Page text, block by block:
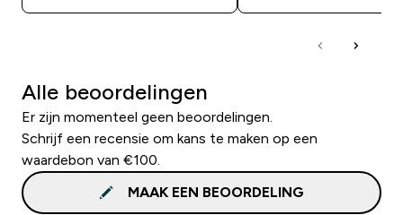
Alle beoordelingen
Er zijn momenteel geen beoordelingen.
Schrijf een recensie om kans te maken op een
waardebon van €100.
MAAK EEN BEOORDELING